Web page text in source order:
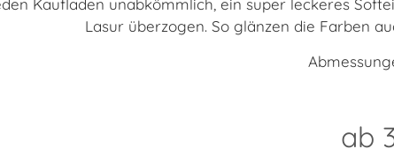
Kaufladen unabkömmlich, ein super leckeres
Lasur überzogen. So glänzen die Farben
ab